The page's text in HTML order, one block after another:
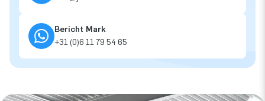
Bericht Mark
+31 (0)6 11 79 54 65